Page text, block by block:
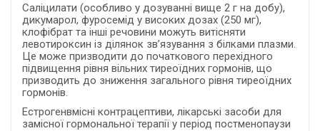
Саліцилати (особливо у дозуванні вище 2 г на добу),
дикумарол, фуросемід у високих дозах (250 мг),
клофібрат та інші речовини можуть витісняти
левотироксин із ділянок зв’язування з білками плазми.
Це може призводити до початкового перехідного
підвищення рівня вільних тиреоїдних гормонів, що
призводить до зниження загального рівня тиреоїдних
гормонів.
Естрогенвмісні контрацептиви, лікарські засоби для
замісної гормональної терапії у період постменопаузи